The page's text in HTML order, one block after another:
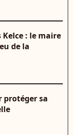
: le maire
de la
protéger sa